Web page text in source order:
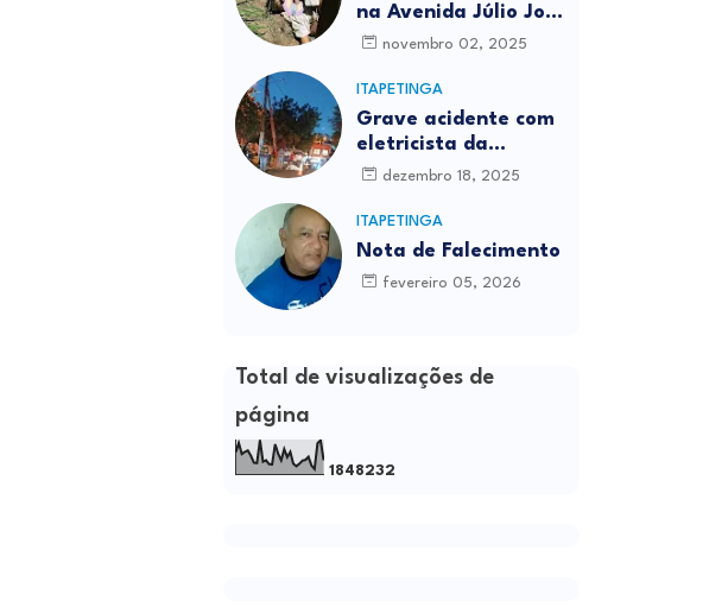
na Avenida Júlio José
Rodrigues deixa um
novembro 02, 2025
ITAPETINGA
Grave acidente com
eletricista da
Prefeitura é
Itapetinga
dezembro 18, 2025
ITAPETINGA
Nota de Falecimento
fevereiro 05, 2026
Total de visualizações de
página
1 848232